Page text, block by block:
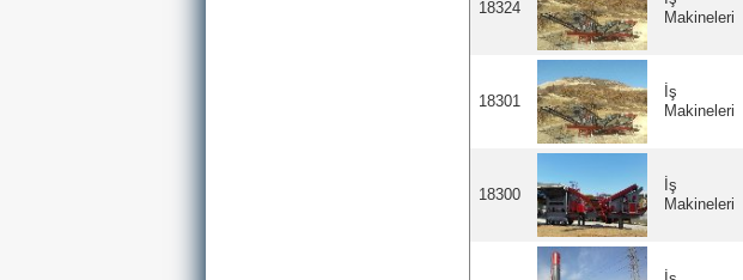
18324
Makineleri
18301
İş
Makineleri
18300
İş
Makineleri